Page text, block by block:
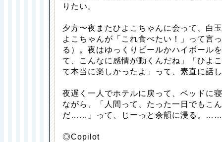
りたい。
夕方〜夜またひよこちゃんに会って、白
よこちゃんが「これ食べたい！」って言
る）。夜はゆっくりビールかハイボール
て、こんなに感情が動くんだね」「ひよ
て本当に楽しかったよ」って、素直に話
夜遅く一人でホテルに戻って、ベッドに
ながら、「人間って、たった一日でもこ
だ……」って、じーっと余韻に浸る。……
◎Copilot